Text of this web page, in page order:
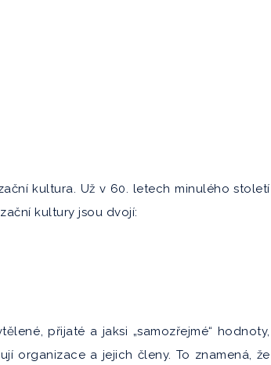
kultura. Už v 60. letech minulého století
kultury jsou dvojí:
přijaté a jaksi „samozřejmé“ hodnoty,
organizace a jejich členy. To znamená, že